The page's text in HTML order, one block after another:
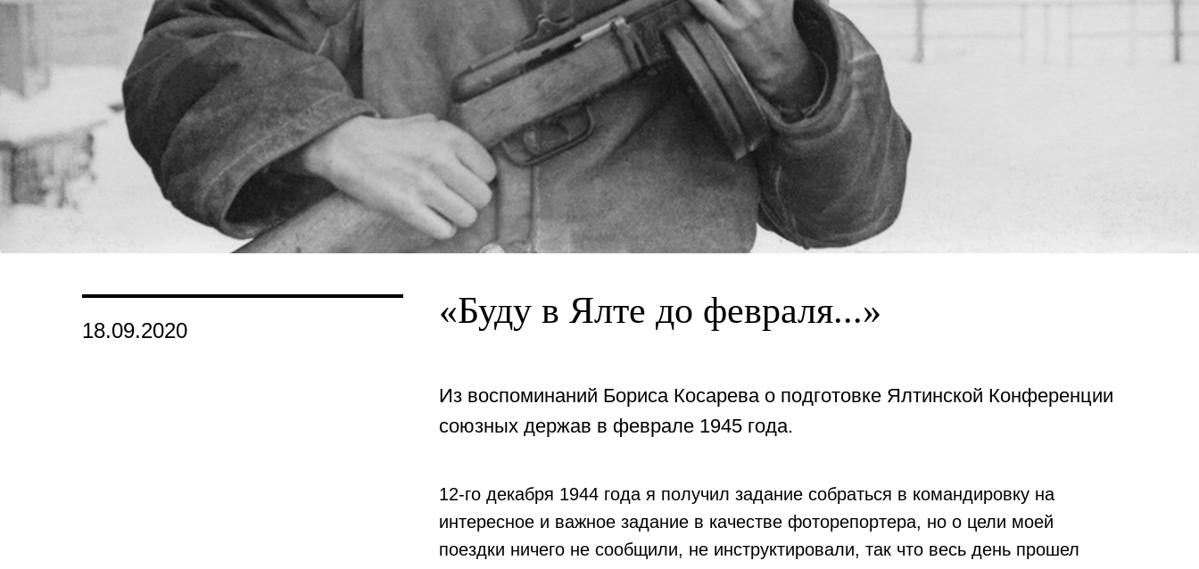
18.09.2020 «Буду в Ялте до февраля...»
Из воспоминаний Бориса Косарева о подготовке Ялтинской Конференции
союзных держав в феврале 1945 года.
12-го декабря 1944 года я получил задание собраться в командировку на
интересное и важное задание в качестве фоторепортера, но о цели моей
поездки ничего не сообщили, не инструктировали, так что весь день прошел